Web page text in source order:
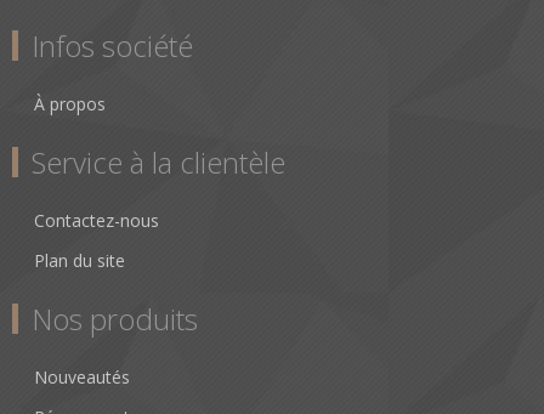
Infos société
À propos
Service à la clientèle
Contactez-nous
Plan du site
Nos produits
Nouveautés